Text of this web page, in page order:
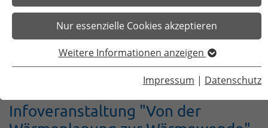
Nur essenzielle Cookies akzeptieren
Weitere Informationen anzeigen
Impressum | Datenschutz
Startseite Planen & Klima
Klima und Umwelt
Klimaschutz
Infoveranstaltung zur kommunalen Wärmeplanung
Infoveranstaltung "Von der